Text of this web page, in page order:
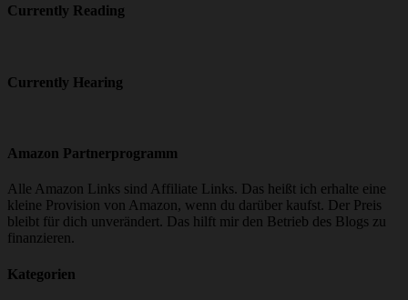
Currently Reading
Currently Hearing
Amazon Partnerprogramm
Alle Amazon Links sind Affiliate Links. Das heißt ich erhalte eine
kleine Provision von Amazon, wenn du darüber kaufst. Der Preis
bleibt für dich unverändert. Das hilft mir den Betrieb des Blogs zu
finanzieren.
Kategorien